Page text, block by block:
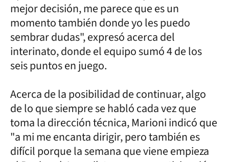
mejor decisión, me parece que es un
momento también donde yo les puedo
sembrar dudas", expresó acerca del
interinato, donde el equipo sumó 4 de los
seis puntos en juego.
Acerca de la posibilidad de continuar, algo
de lo que siempre se habló cada vez que
toma la dirección técnica, Marioni indicó que
"a mi me encanta dirigir, pero también es
difícil porque la semana que viene empieza